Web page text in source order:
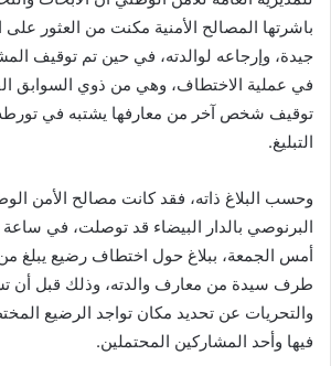
باشرتها المصالح الأمنية مكنت من العثور
جيدة، وإرجاعه لوالدته، في حين تم توقيف
في عملية الاختطاف، وهي من ذوي السوابق
توقيف شخص آخر من معارفها يشتبه في
التبليغ.
وحسب البلاغ ذاته، فقد كانت مصالح الأمن
البرنوصي بالدار البيضاء قد توصلت، في
طرف سيدة من معارف والدته، وذلك قبل أن
والتحريات عن تحديد مكان تواجد الرضيع
فيها وأحد المشاركين المحتملين.